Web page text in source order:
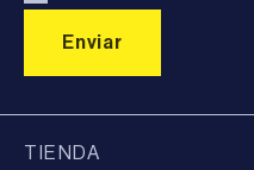
TIENDA